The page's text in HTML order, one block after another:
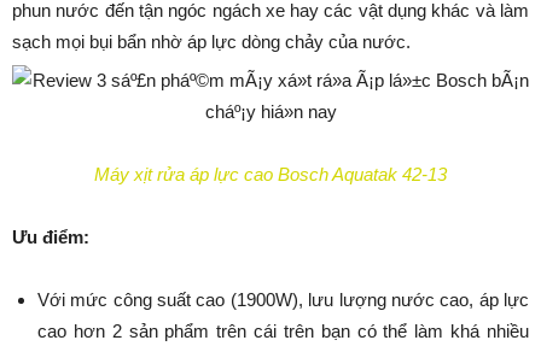
phun nước đến tận ngóc ngách xe hay các vật dụng khác và làm
sạch mọi bụi bẩn nhờ áp lực dòng chảy của nước.
Máy xịt rửa áp lực cao Bosch Aquatak 42-13
Ưu điểm:
Với mức công suất cao (1900W), lưu lượng nước cao, áp lực
cao hơn 2 sản phẩm trên cái trên bạn có thể làm khá nhiều